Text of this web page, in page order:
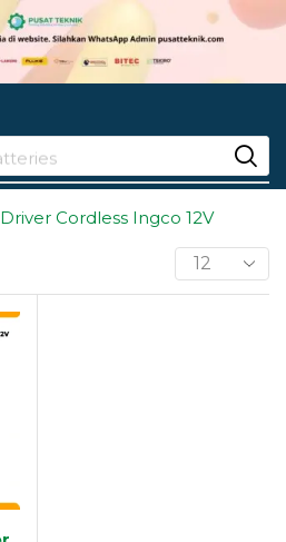
Cordless Ingco 12V